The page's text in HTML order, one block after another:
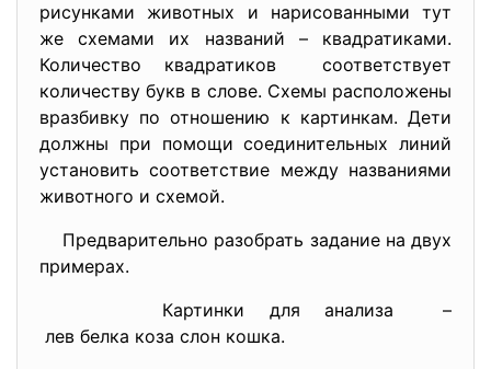
рисунками животных и нарисованными тут
же схемами их названий – квадратиками.
Количество квадратиков соответствует
количеству букв в слове. Схемы расположены
вразбивку по отношению к картинкам. Дети
должны при помощи соединительных линий
установить соответствие между названиями
животного и схемой.
Предварительно разобрать задание на двух
примерах.
Картинки для анализа –
лев белка коза слон кошка.